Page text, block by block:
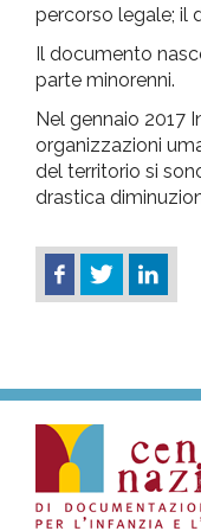
percorso legale; il
Il documento
parte minorenni.
Nel gennaio 2017
organizzazioni
del territorio si
drastica